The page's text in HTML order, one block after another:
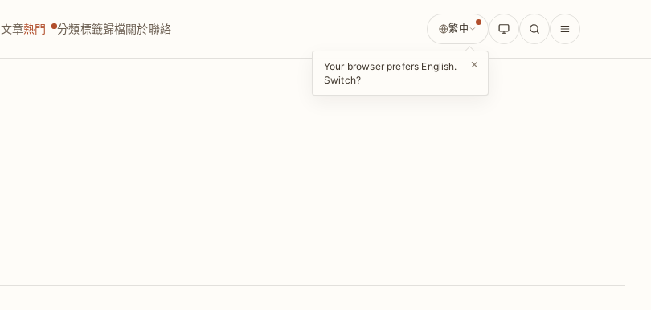
文章熱門 分類標籤歸檔關於聯絡 繁中
Your browser prefers English.
Switch?
×